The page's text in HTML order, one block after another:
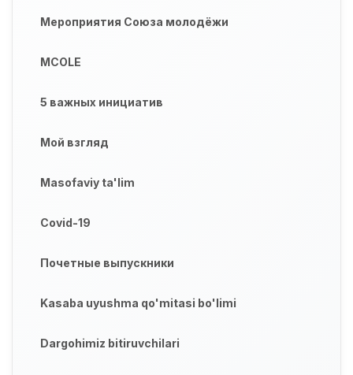
Мероприятия Союза молодёжи
MCOLE
5 важных инициатив
Мой взгляд
Masofaviy ta'lim
Covid-19
Почетные выпускники
Kasaba uyushma qo'mitasi bo'limi
Dargohimiz bitiruvchilari